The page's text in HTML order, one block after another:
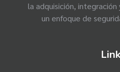
la adquisición,
un enfoque de